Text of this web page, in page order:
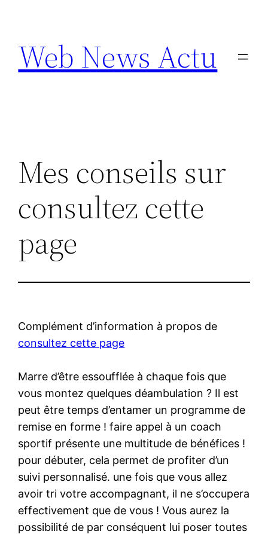
contenu
Web News Actu
Mes conseils sur
consultez cette
page
Complément d’information à propos de
consultez cette page
Marre d’être essoufflée à chaque fois que
vous montez quelques déambulation ? Il est
peut être temps d’entamer un programme de
remise en forme ! faire appel à un coach
sportif présente une multitude de bénéfices !
pour débuter, cela permet de profiter d’un
suivi personnalisé. une fois que vous allez
avoir tri votre accompagnant, il ne s’occupera
effectivement que de vous ! Vous aurez la
possibilité de par conséquent lui poser toutes